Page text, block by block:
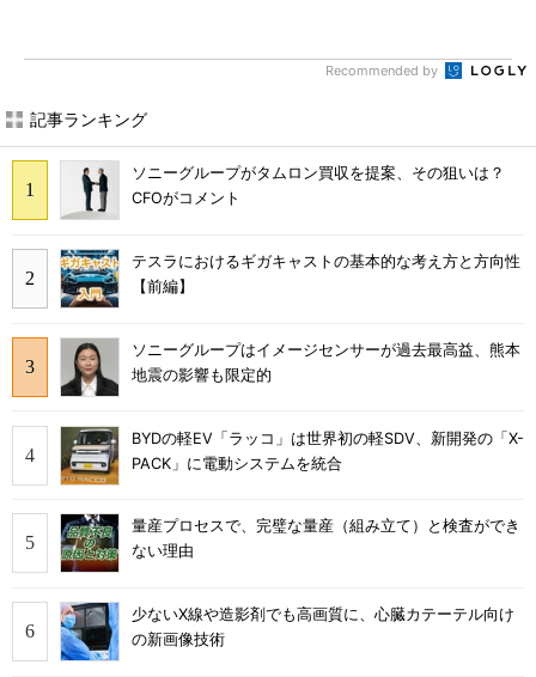
Recommended by
記事ランキング
ソニーグループがタムロン買収を提案、その狙いは？
CFOがコメント
テスラにおけるギガキャストの基本的な考え方と方向性
【前編】
ソニーグループはイメージセンサーが過去最高益、熊本
地震の影響も限定的
BYDの軽EV「ラッコ」は世界初の軽SDV、新開発の「X-
PACK」に電動システムを統合
量産プロセスで、完璧な量産（組み立て）と検査ができ
ない理由
少ないX線や造影剤でも高画質に、心臓カテーテル向け
の新画像技術